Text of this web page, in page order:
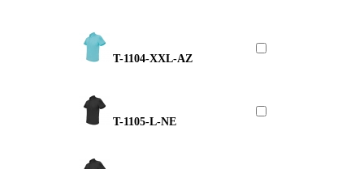
T-1104-XXL-AZ
T-1105-L-NE